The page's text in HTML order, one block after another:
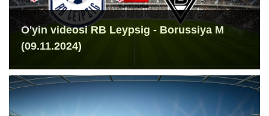
O'yin videosi RB Leypsig - Borussiya M
(09.11.2024)